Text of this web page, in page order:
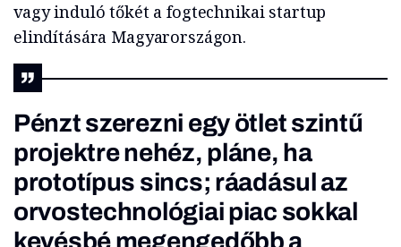
vagy induló tőkét a fogtechnikai startup
elindítására Magyarországon.
Pénzt szerezni egy ötlet szintű
projektre nehéz, pláne, ha
prototípus sincs; ráadásul az
orvostechnológiai piac sokkal
kevésbé megengedőbb a